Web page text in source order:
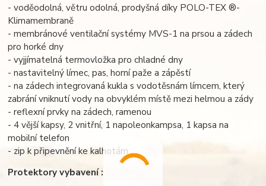
- voděodolná, větru odolná, prodyšná díky POLO-TEX ®-
Klimamembraně
- membránové ventilační systémy MVS-1 na prsou a zádech
pro horké dny
- vyjjímatelná termovložka pro chladné dny
- nastavitelný límec, pas, horní paže a zápěstí
- na zádech integrovaná kukla s vodotěsnám límcem, který
zabrání vniknutí vody na obvyklém místě mezi helmou a zády
- reflexní prvky na zádech, ramenou
- 4 vější kapsy, 2 vnitřní, 1 napoleonkampsa, 1 kapsa na
mobilní telefon
- zip k připevnění ke kalhotám
Protektory vybavení :